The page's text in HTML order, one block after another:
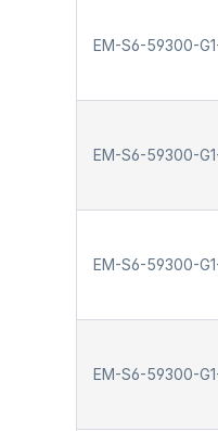
EM-S6-59300-
EM-S6-59300-G1-
EM-S6-59300-
EM-S6-59300-